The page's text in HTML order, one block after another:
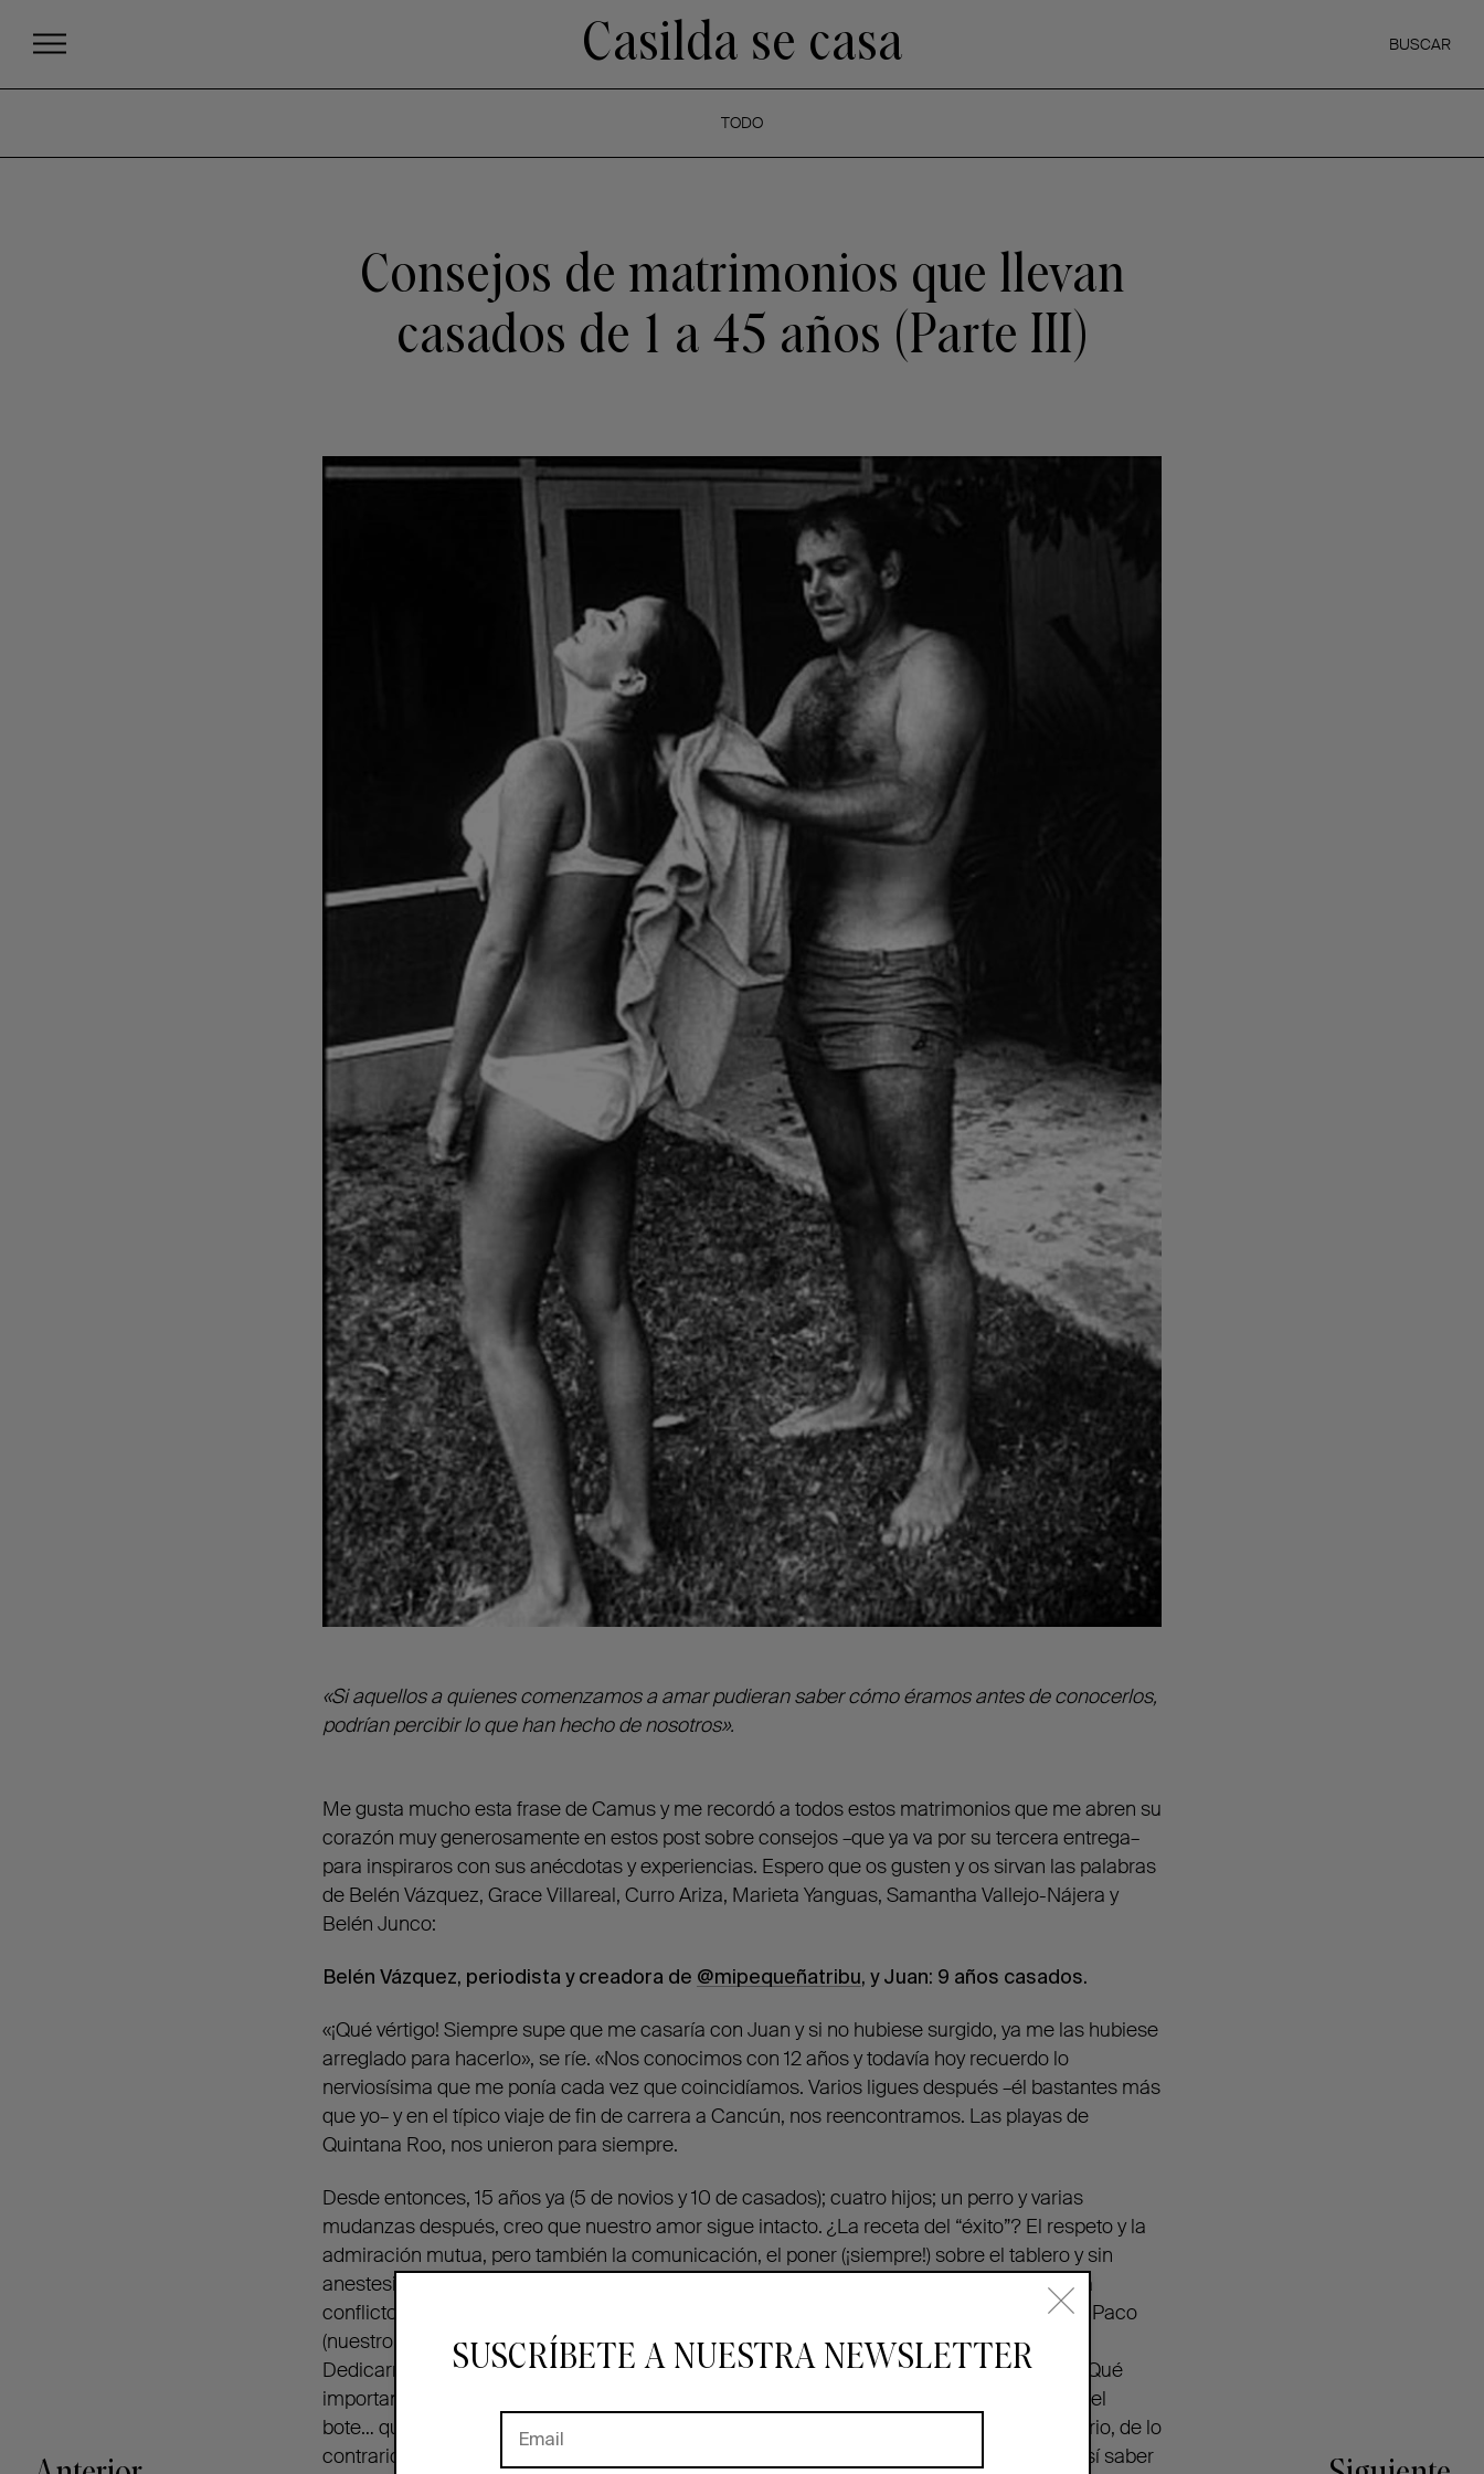
Casilda se casa BUSCAR
TODO
Consejos de matrimonios que llevan
casados de 1 a 45 años (Parte III)
«Si aquellos a quienes comenzamos a amar pudieran saber cómo éramos antes de conocerlos,
podrían percibir lo que han hecho de nosotros».
Me gusta mucho esta frase de Camus y me recordó a todos estos matrimonios que me abren su
corazón muy generosamente en estos post sobre consejos –que ya va por su tercera entrega–
para inspiraros con sus anécdotas y experiencias. Espero que os gusten y os sirvan las palabras
de Belén Vázquez, Grace Villareal, Curro Ariza, Marieta Yanguas, Samantha Vallejo-Nájera y
Belén Junco:
Belén Vázquez, periodista y creadora de @mipequeñatribu, y Juan: 9 años casados.
«¡Qué vértigo! Siempre supe que me casaría con Juan y si no hubiese surgido, ya me las hubiese
arreglado para hacerlo», se ríe. «Nos conocimos con 12 años y todavía hoy recuerdo lo
nerviosísima que me ponía cada vez que coincidíamos. Varios ligues después –él bastantes más
que yo– y en el típico viaje de fin de carrera a Cancún, nos reencontramos. Las playas de
Quintana Roo, nos unieron para siempre.
Desde entonces, 15 años ya (5 de novios y 10 de casados); cuatro hijos; un perro y varias
mudanzas después, creo que nuestro amor sigue intacto. ¿La receta del “éxito”? El respeto y la
admiración mutua, pero también la comunicación, el poner (¡siempre!) sobre el tablero y sin
anestesia las cartas del otro que te molestan; no irse a la cama enfadados; resolver cada
conflicto por tonto que sea. Que una simple Coca-cola juntos o un minúsculo paseo con Paco
(nuestro perro), después de un día infernal, se convierta en el mejor plan de la semana.
Dedicarnos un tiempo a nosotros pero, sobre todo, saber ceder, ceder y también ceder. ¡Qué
importante es saber ceder en la estabilidad de un matrimonio! Pero ¡ojo! sin ser la tonta del
bote… que muchas veces hay que luchar por lo que una considera que es justo y necesario, de lo
contrario la bomba explotará antes o después. No se trata de decir «Amén» a todo, pero sí saber
SUSCRÍBETE A NUESTRA NEWSLETTER